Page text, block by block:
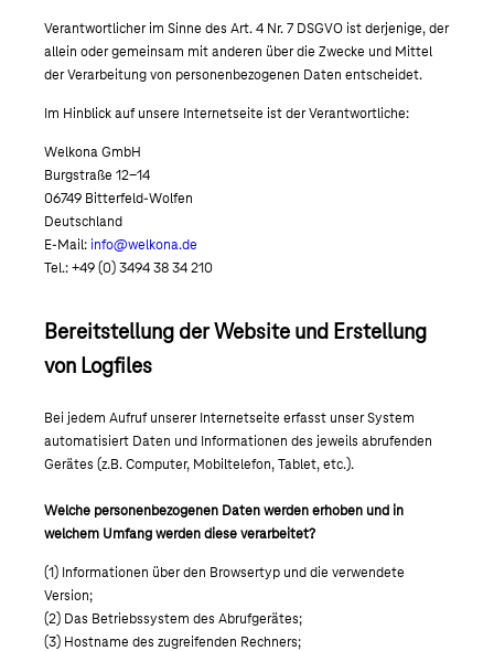
Verantwortlicher im Sinne des Art. 4 Nr. 7 DSGVO ist derjenige, der
allein oder gemeinsam mit anderen über die Zwecke und Mittel
der Verarbeitung von personenbezogenen Daten entscheidet.
Im Hinblick auf unsere Internetseite ist der Verantwortliche:
Welkona GmbH
Burgstraße 12-14
06749 Bitterfeld-Wolfen
Deutschland
E-Mail: info@welkona.de
Tel.: +49 (0) 3494 38 34 210
Bereitstellung der Website und Erstellung
von Logfiles
Bei jedem Aufruf unserer Internetseite erfasst unser System
automatisiert Daten und Informationen des jeweils abrufenden
Gerätes (z.B. Computer, Mobiltelefon, Tablet, etc.).
Welche personenbezogenen Daten werden erhoben und in
welchem Umfang werden diese verarbeitet?
(1) Informationen über den Browsertyp und die verwendete
Version;
(2) Das Betriebssystem des Abrufgerätes;
(3) Hostname des zugreifenden Rechners;